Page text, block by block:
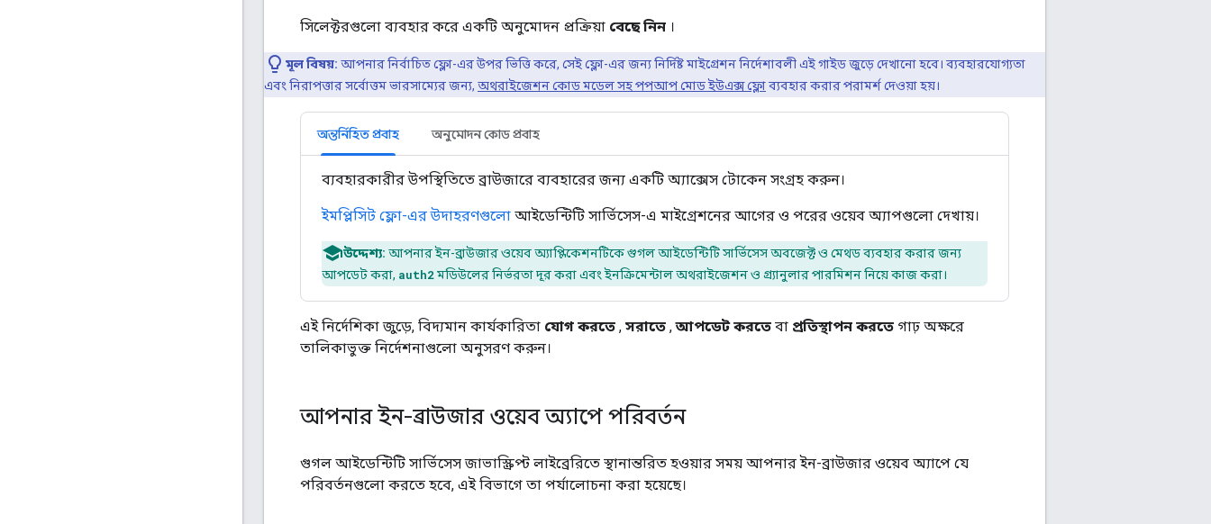
সিলেক্টরগুলো ব্যবহার করে একটি অনুমোদন প্রক্রিয়া বেছে নিন ।
মূল বিষয়: আপনার নির্বাচিত ফ্লো-এর উপর ভিত্তি করে, সেই ফ্লো-এর জন্য নির্দিষ্ট মাইগ্রেশন নির্দেশাবলী এই গাইড জুড়ে দেখানো হবে। ব্যবহারযোগ্যতা
এবং নিরাপত্তার সর্বোত্তম ভারসাম্যের জন্য, অথরাইজেশন কোড মডেল সহ পপআপ মোড ইউএক্স ফ্লোব্যবহার করার পরামর্শ দেওয়া হয়।
অন্তর্নিহিত প্রবাহ অনুমোদন কোড প্রবাহ
ব্যবহারকারীর উপস্থিতিতে ব্রাউজারে ব্যবহারের জন্য একটি অ্যাক্সেস টোকেন সংগ্রহ করুন।
ইমপ্লিসিট ফ্লো-এর উদাহরণগুলো আইডেন্টিটি সার্ভিসেস-এ মাইগ্রেশনের আগের ও পরের ওয়েব অ্যাপগুলো দেখায়।
উদ্দেশ্য: আপনার ইন-ব্রাউজার ওয়েব অ্যাপ্লিকেশনটিকে গুগল আইডেন্টিটি সার্ভিসেস অবজেক্ট ও মেথড ব্যবহার করার জন্য
আপডেট করা, auth2মডিউলের নির্ভরতা দূর করা এবং ইনক্রিমেন্টাল অথরাইজেশন ও গ্র্যানুলার পারমিশন নিয়ে কাজ করা।
এই নির্দেশিকা জুড়ে, বিদ্যমান কার্যকারিতা যোগ করতে , সরাতে ,আপডেট করতে বা প্রতিস্থাপন করতে গাঢ় অক্ষরে
তালিকাভুক্ত নির্দেশনাগুলো অনুসরণ করুন।
আপনার ইন-ব্রাউজার ওয়েব অ্যাপে পরিবর্তন
গুগল আইডেন্টিটি সার্ভিসেস জাভাস্ক্রিপ্ট লাইব্রেরিতে স্থানান্তরিত হওয়ার সময় আপনার ইন-ব্রাউজার ওয়েব অ্যাপে যে
পরিবর্তনগুলো করতে হবে, এই বিভাগে তা পর্যালোচনা করা হয়েছে।